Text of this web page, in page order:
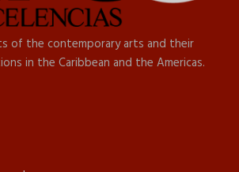
of the contemporary arts and their
in the Caribbean and the Americas.